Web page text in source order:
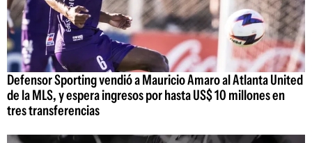
Defensor Sporting vendió a Mauricio Amaro al Atlanta United
de la MLS, y espera ingresos por hasta US$ 10 millones en
tres transferencias